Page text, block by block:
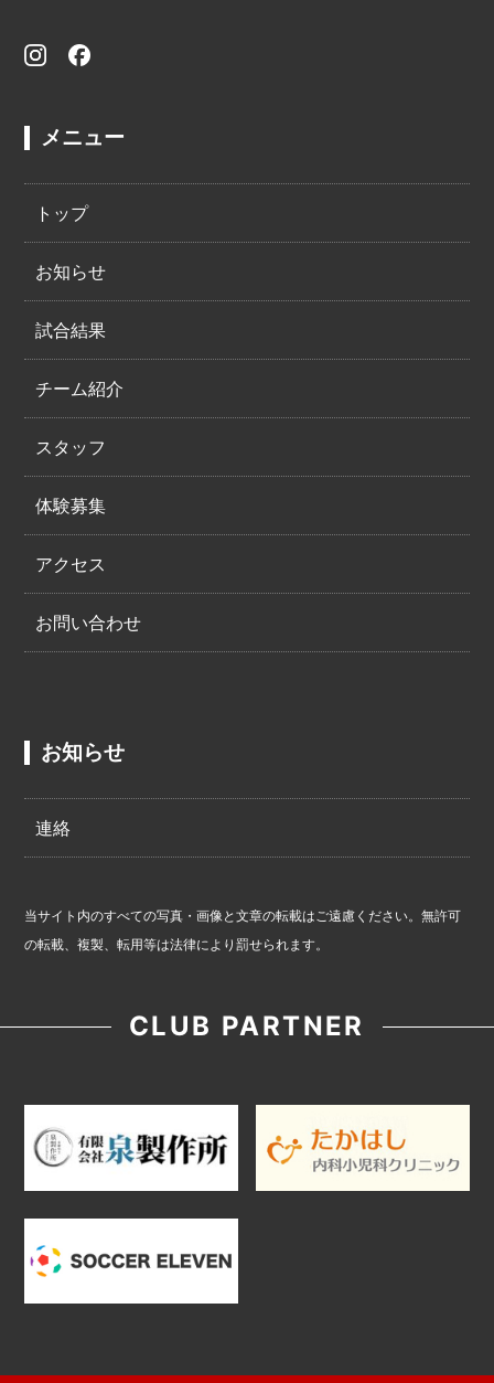
メニュー
トップ
お知らせ
試合結果
チーム紹介
スタッフ
体験募集
アクセス
お問い合わせ
お知らせ
連絡
当サイト内のすべての写真・画像と文章の転載はご遠慮ください。無許可
の転載、複製、転用等は法律により罰せられます。
CLUB PARTNER